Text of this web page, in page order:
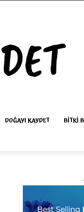
DOĞAYI KAYDET BITKI